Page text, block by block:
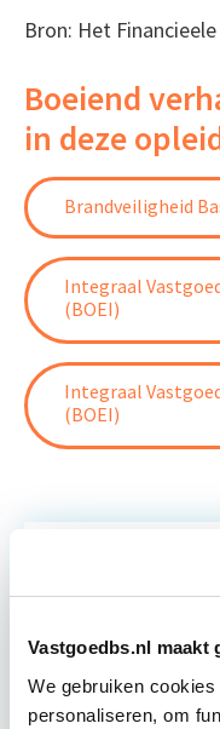
Vastgoedbs.nl maakt
We gebruiken
personaliseren, om
Bron: Het
Boeiend
in deze
Brandveiligheid
Integraal
(BOEI)
Integraal
(BOEI)
De cursus